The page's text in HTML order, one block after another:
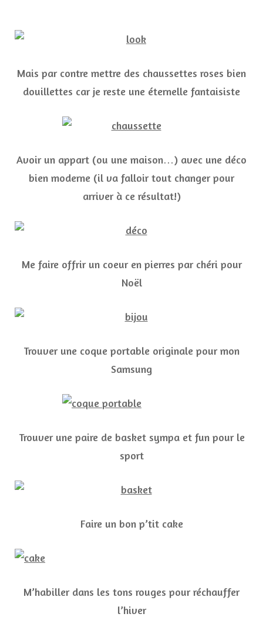
Mais par contre mettre des chaussettes roses bien
douillettes car je reste une éternelle fantaisiste
Avoir un appart (ou une maison…) avec une déco
bien moderne (il va falloir tout changer pour
arriver à ce résultat!)
Me faire offrir un coeur en pierres par chéri pour
Noël
Trouver une coque portable originale pour mon
Samsung
Trouver une paire de basket sympa et fun pour le
sport
Faire un bon p’tit cake
M’habiller dans les tons rouges pour réchauffer
l’hiver